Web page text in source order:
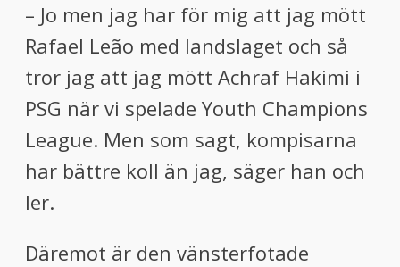
– Jo men jag har för mig att jag mött
Rafael Leão med landslaget och så
tror jag att jag mött Achraf Hakimi i
PSG när vi spelade Youth Champions
League. Men som sagt, kompisarna
har bättre koll än jag, säger han och
ler.
Däremot är den vänsterfotade